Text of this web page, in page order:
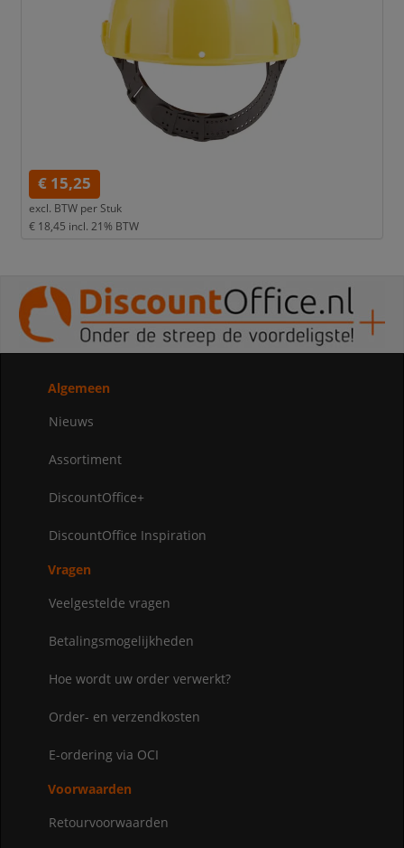
€ 15,25
excl. BTW per Stuk
€ 18,45 incl. 21% BTW
Algemeen
Nieuws
Assortiment
DiscountOffice+
DiscountOffice Inspiration
Vragen
Veelgestelde vragen
Betalingsmogelijkheden
Hoe wordt uw order verwerkt?
Order- en verzendkosten
E-ordering via OCI
Voorwaarden
Retourvoorwaarden